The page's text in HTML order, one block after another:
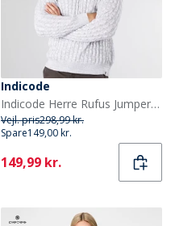
Indicode
Indicode Herre Rufus Jumper Off White
Vejl. pris298,99 kr.
Spare149,00 kr.
Current
149,99 kr.